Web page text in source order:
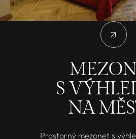
S
NA
Prostorný mezonet s